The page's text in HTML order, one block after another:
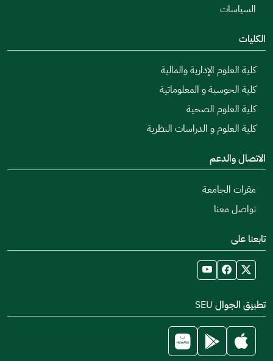
السياسات
الكليات
كلية العلوم الإدارية والمالية
كلية الحوسبة و المعلوماتية
كلية العلوم الصحية
كلية العلوم و الدراسات النظرية
الاتصال والدعم
مقرات الجامعة
تواصل معنا
تابعنا على
تطبيق الجوال SEU